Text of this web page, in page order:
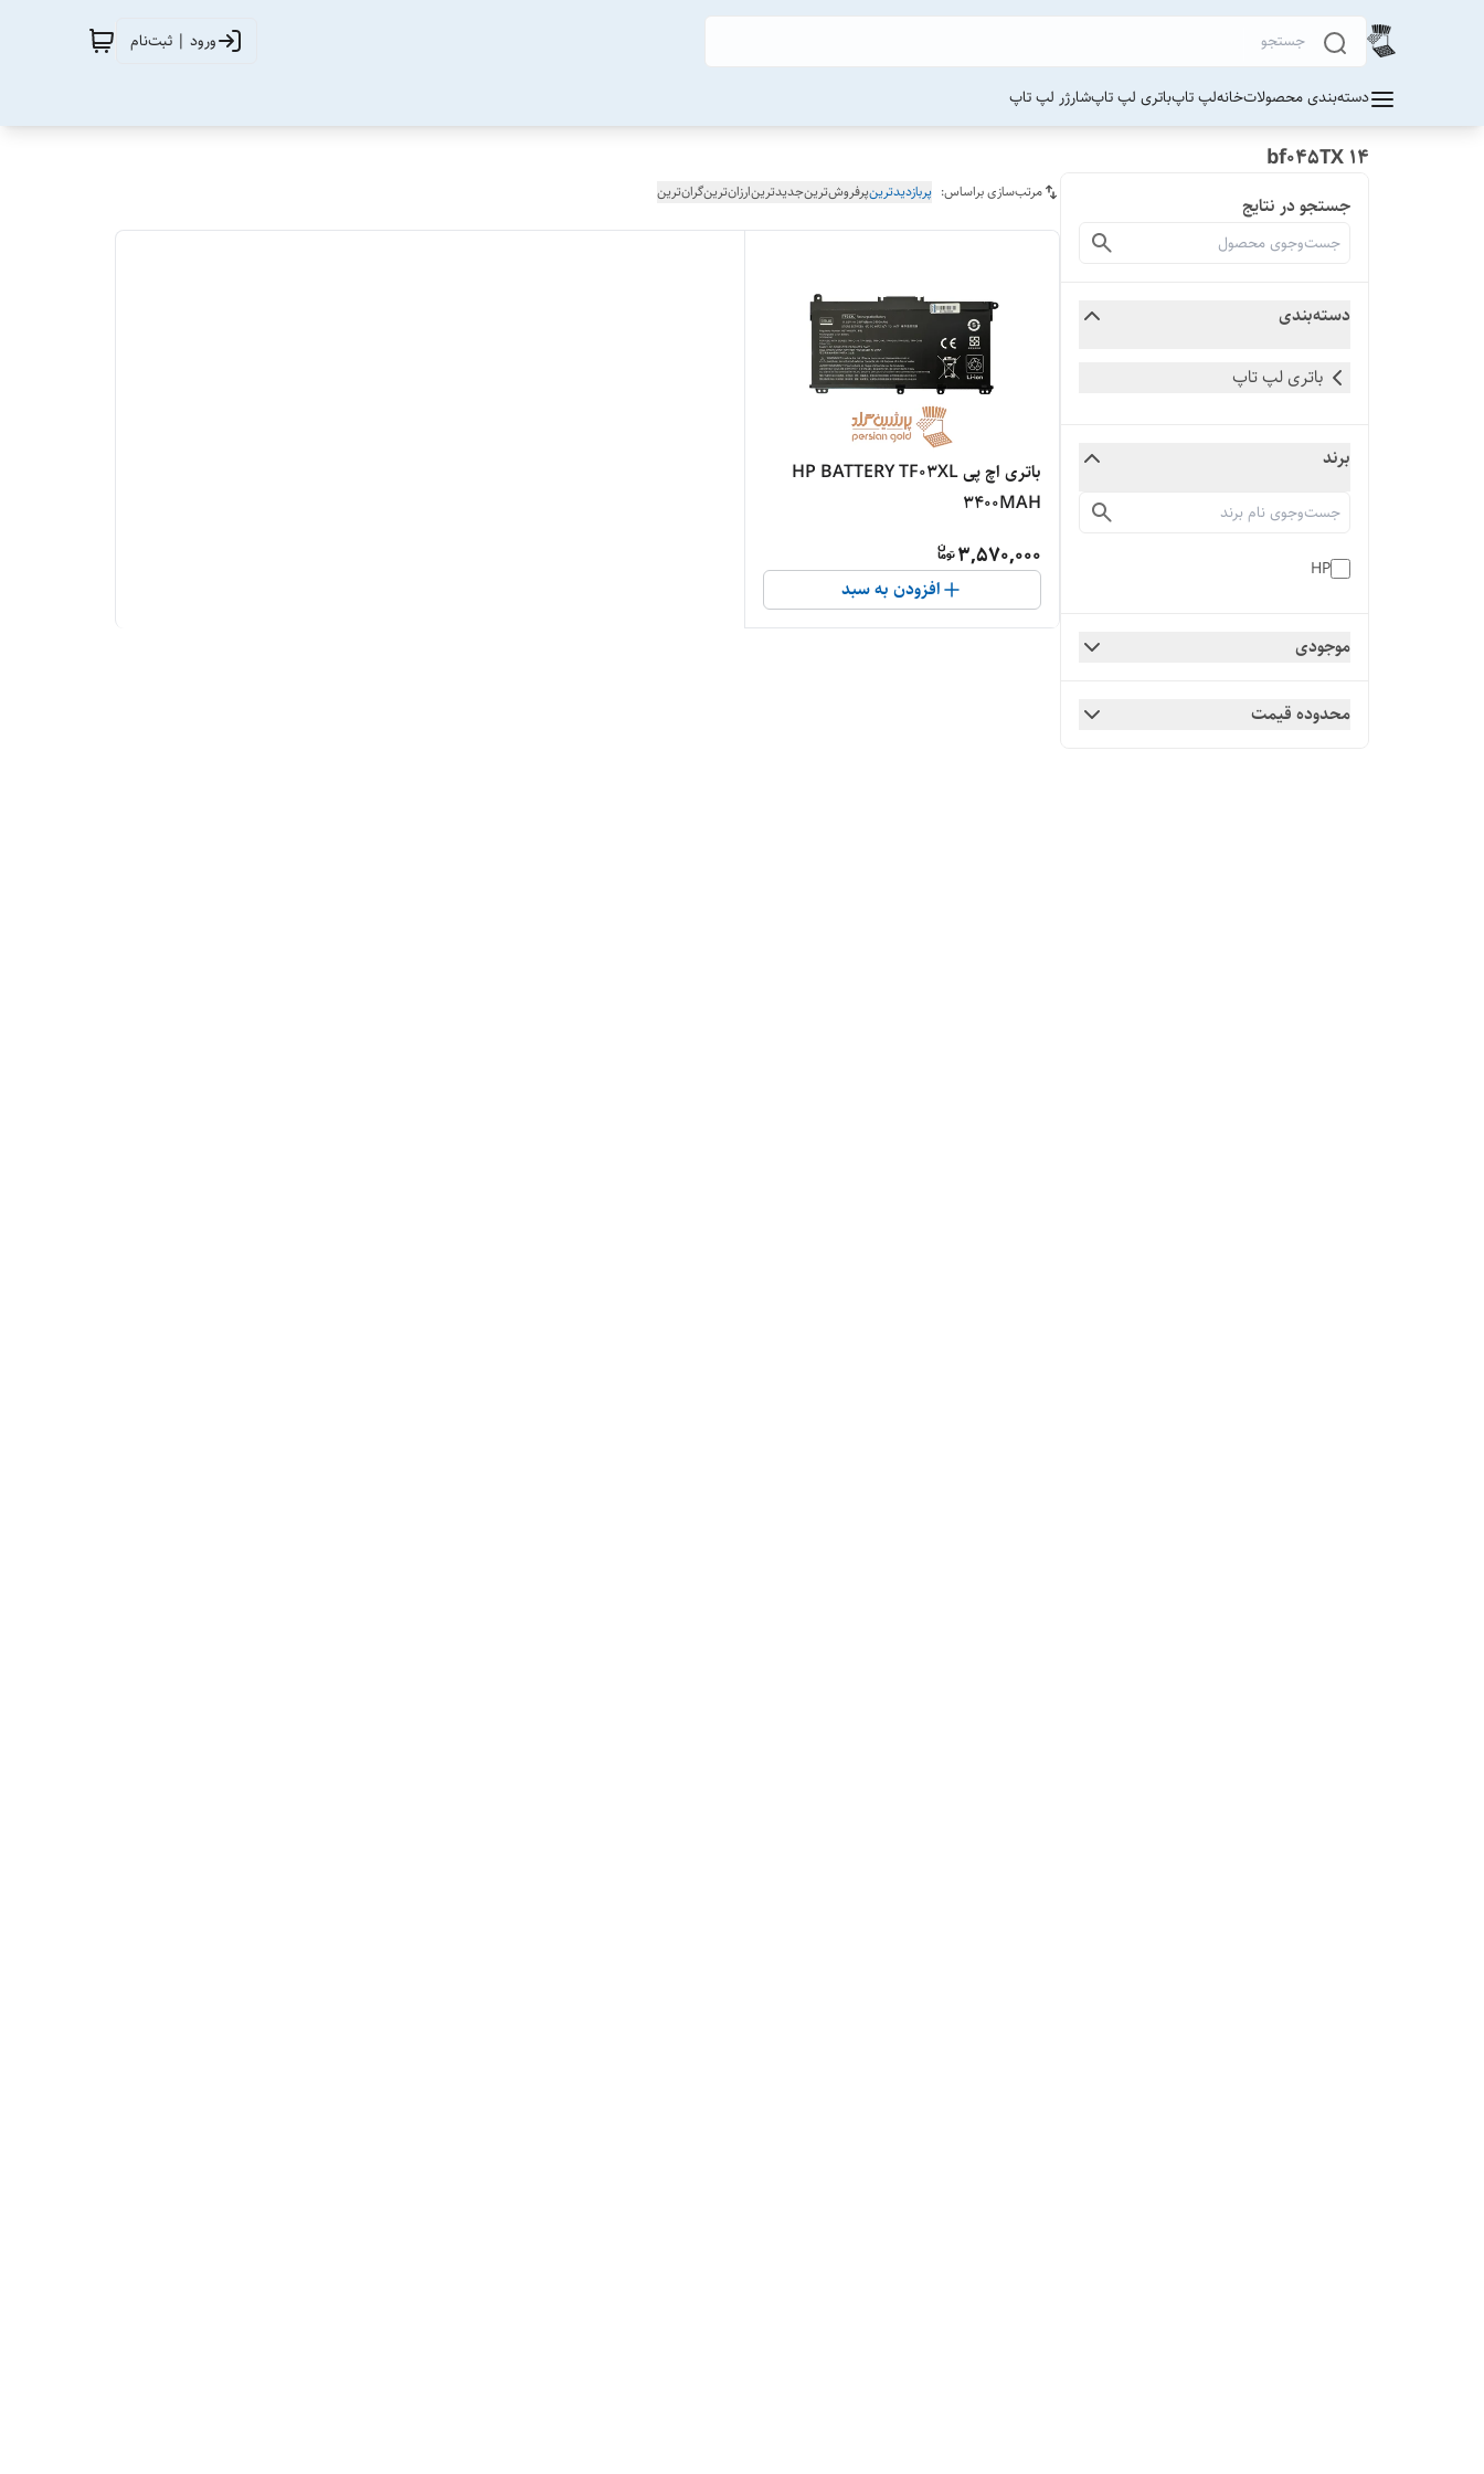
ورود | ثبت‌نام
دسته‌بندی محصولاتخانهلپ تاپباتری لپ تاپشارژر لپ تاپ
bf045TX 14
جستجو در نتایج
دسته‌بندی
باتری لپ تاپ
برند
HP
موجودی
محدوده قیمت
مرتب‌سازی براساس: پربازدیدترینپرفروش‌ترینجدیدترینارزان‌ترینگران‌ترین
باتری اچ پی HP BATTERY TF03XL
3400MAH
3,570,000
افزودن به سبد